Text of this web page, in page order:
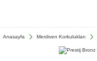
Anasayfa Merdiven Korkulukları